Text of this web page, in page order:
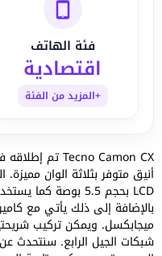
فئة الهاتف
اقتصادية
+المزيد من الفئة
ميجابكسل. ويمكن تركيب
شبكات الجيل الرابع. سنتحدث